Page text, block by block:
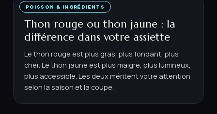
POISSON & INGRÉDIENTS
13 MAI 2026 · 6 MIN
Thon rouge ou thon jaune : la
différence dans votre assiette
Le thon rouge est plus gras, plus fondant, plus
cher. Le thon jaune est plus maigre, plus lumineux,
plus accessible. Les deux méritent votre attention
selon la saison et la coupe.